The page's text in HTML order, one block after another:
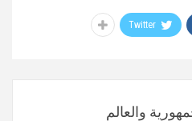
Twitter
والعالم